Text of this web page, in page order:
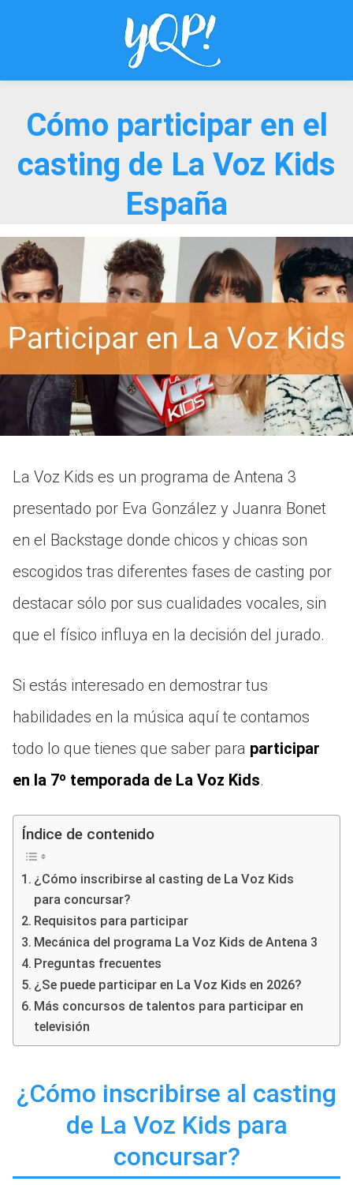
Cómo participar en el
casting de La Voz Kids
España
La Voz Kids es un programa de Antena 3
presentado por Eva González y Juanra Bonet
en el Backstage donde chicos y chicas son
escogidos tras diferentes fases de casting por
destacar sólo por sus cualidades vocales, sin
que el físico influya en la decisión del jurado.
Si estás interesado en demostrar tus
habilidades en la música aquí te contamos
todo lo que tienes que saber para participar
en la 7º temporada de La Voz Kids.
Índice de contenido
¿Cómo inscribirse al casting de La Voz Kids
para concursar?
Requisitos para participar
Mecánica del programa La Voz Kids de Antena 3
Preguntas frecuentes
¿Se puede participar en La Voz Kids en 2026?
Más concursos de talentos para participar en
televisión
¿Cómo inscribirse al casting
de La Voz Kids para
concursar?